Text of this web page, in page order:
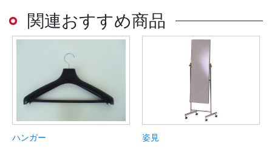
関連おすすめ商品
ハンガー 姿見